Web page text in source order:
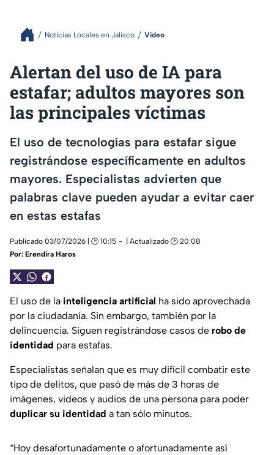
Noticias Locales en Jalisco Video
Alertan del uso de IA para
estafar; adultos mayores son
las principales víctimas
El uso de tecnologías para estafar sigue
registrándose específicamente en adultos
mayores. Especialistas advierten que
palabras clave pueden ayudar a evitar caer
en estas estafas
Publicado 03/07/2026 | 🕑 10:15
| Actualizado 🕑 20:08
Por: Erendira Haros
El uso de la inteligencia artificial ha sido aprovechada
por la ciudadanía. Sin embargo, también por la
delincuencia. Siguen registrándose casos de robo de
identidad para estafas.
Especialistas señalan que es muy difícil combatir este
tipo de delitos, que pasó de más de 3 horas de
imágenes, videos y audios de una persona para poder
duplicar su identidad a tan sólo minutos.
“Hoy desafortunadamente o afortunadamente así